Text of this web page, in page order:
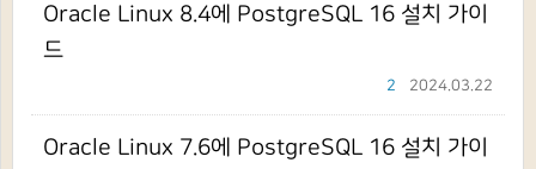
Oracle Linux 8.4에 PostgreSQL 16 설치 가이
드
2024.03.22
2
Oracle Linux 7.6에 PostgreSQL 16 설치 가이